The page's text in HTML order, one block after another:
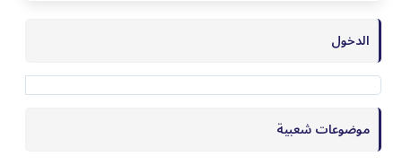
الدخول
موضوعات شعبية